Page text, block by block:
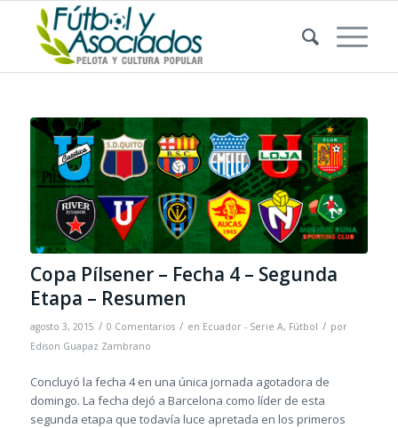
Copa Pílsener – Fecha 4 – Segunda
Etapa – Resumen
agosto 3, 2015 / 0 Comentarios / en Ecuador - Serie A, Fútbol / por
Edison Guapaz Zambrano
Concluyó la fecha 4 en una única jornada agotadora de
domingo. La fecha dejó a Barcelona como líder de esta
segunda etapa que todavía luce apretada en los primeros